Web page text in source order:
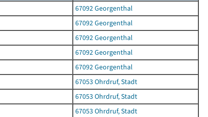
67092 Georgenthal
67092 Georgenthal
67092 Georgenthal
67092 Georgenthal
67092 Georgenthal
67053 Ohrdruf, Stadt
67053 Ohrdruf, Stadt
67053 Ohrdruf, Stadt